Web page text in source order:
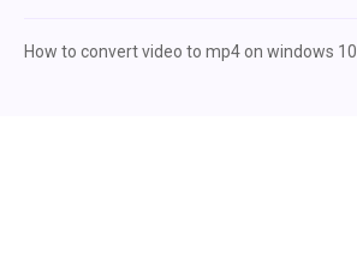
How to convert video to mp4 on windows 10